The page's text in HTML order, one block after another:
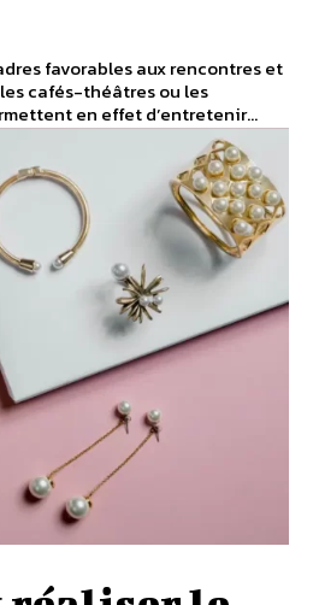
favorables aux rencontres et
cafés-théâtres ou les
en effet d’entretenir...